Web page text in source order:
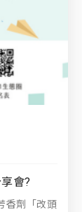
會?
香劑「改頭